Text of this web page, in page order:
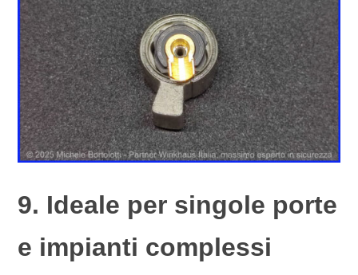
9. Ideale per singole porte
e impianti complessi